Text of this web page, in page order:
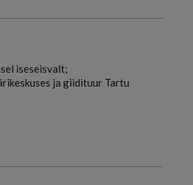
iseseisvalt;
ja giidituur Tartu